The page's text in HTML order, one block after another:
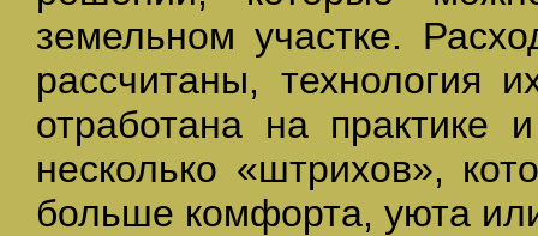
земельном участке.
рассчитаны, технология
отработана на практике
несколько «штрихов»,
больше комфорта, уюта